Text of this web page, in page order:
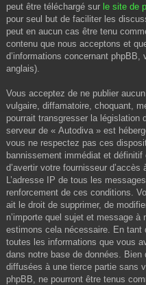
peut être téléchargé sur le site de
pour seul but de faciliter les
peut en aucun cas être tenu
contenu que nous acceptons et
d’informations concernant phpBB,
anglais).
Vous acceptez de ne publier
vulgaire, diffamatoire, choquant,
pourrait transgresser la législation
serveur de « Autodiva » est
vous ne respectez pas ces
bannissement immédiat et
d’avertir votre fournisseur
L’adresse IP de tous les
renforcement de ces conditions.
ait le droit de supprimer, de
n’importe quel sujet et message à
estimons cela nécessaire. En tant
toutes les informations que vous
dans notre base de données.
diffusées à une tierce partie sans
phpBB, ne pourront être tenus